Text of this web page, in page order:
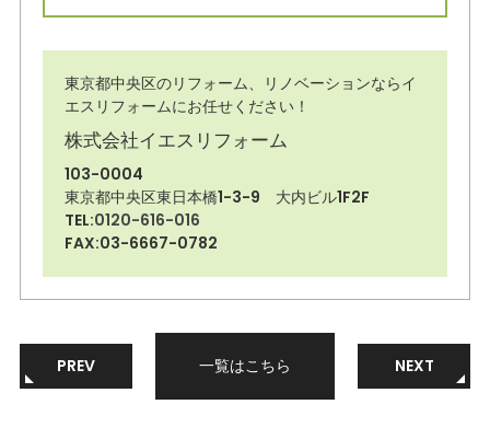
東京都中央区のリフォーム、リノベーションならイ
エスリフォームにお任せください！
株式会社イエスリフォーム
103-0004
東京都中央区東日本橋1-3-9 大内ビル1F2F
TEL:0120-616-016
FAX:03-6667-0782
PREV 一覧はこちら NEXT